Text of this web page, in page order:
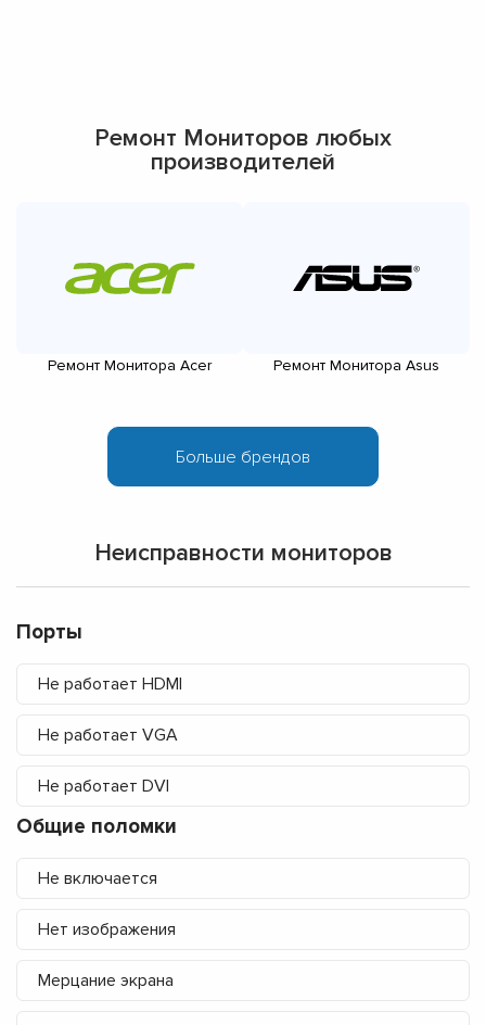
Ремонт Мониторов любых
производителей
Ремонт Монитора Acer Ремонт Монитора Asus
Неисправности мониторов
Порты
Не работает HDMI
Не работает VGA
Не работает DVI
Общие поломки
Не включается
Нет изображения
Мерцание экрана